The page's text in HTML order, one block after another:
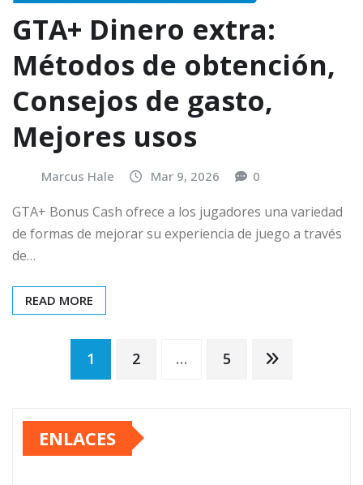
GTA+ Dinero extra:
Métodos de obtención,
Consejos de gasto,
Mejores usos
Marcus Hale Mar 9, 2026 0
GTA+ Bonus Cash ofrece a los jugadores una variedad
de formas de mejorar su experiencia de juego a través
de…
READ MORE
Posts
pagination
1 2 … 5
ENLACES